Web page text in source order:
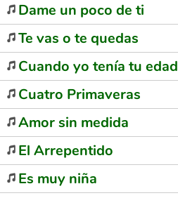
Dame un poco de ti
Te vas o te quedas
Cuando yo tenía tu edad
Cuatro Primaveras
Amor sin medida
El Arrepentido
Es muy niña